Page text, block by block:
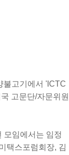
불고기에서 'ICTC
고문단/자문위원
모임에서는 임정
택스포럼회장, 김